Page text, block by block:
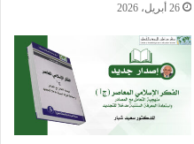
26 أبريل، 2026